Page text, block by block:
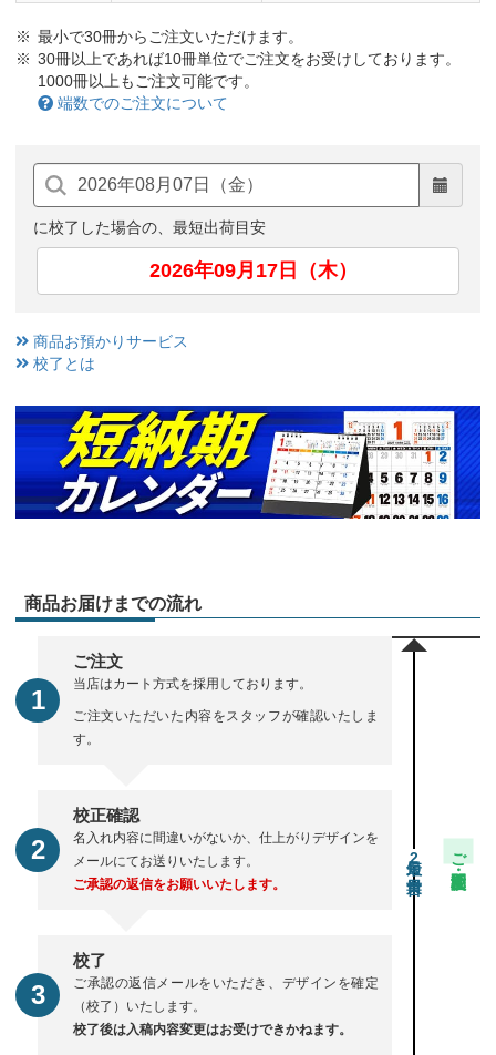
最小で30冊からご注文いただけます。
30冊以上であれば10冊単位でご注文をお受けしております。
1000冊以上もご注文可能です。
端数でのご注文について
に校了した場合の、最短出荷目安
2026年09月17日（木）
商品お預かりサービス
校了とは
商品お届けまでの流れ
ご注文
当店はカート方式を採用しております。
ご注文いただいた内容をスタッフが確認いたしま
す。
校正確認
名入れ内容に間違いがないか、仕上がりデザインを
メールにてお送りいたします。
ご承認の返信をお願いいたします。
校了
ご承認の返信メールをいただき、デザインを確定
（校了）いたします。
校了後は入稿内容変更はお受けできかねます。
2 ご注文・校正期間